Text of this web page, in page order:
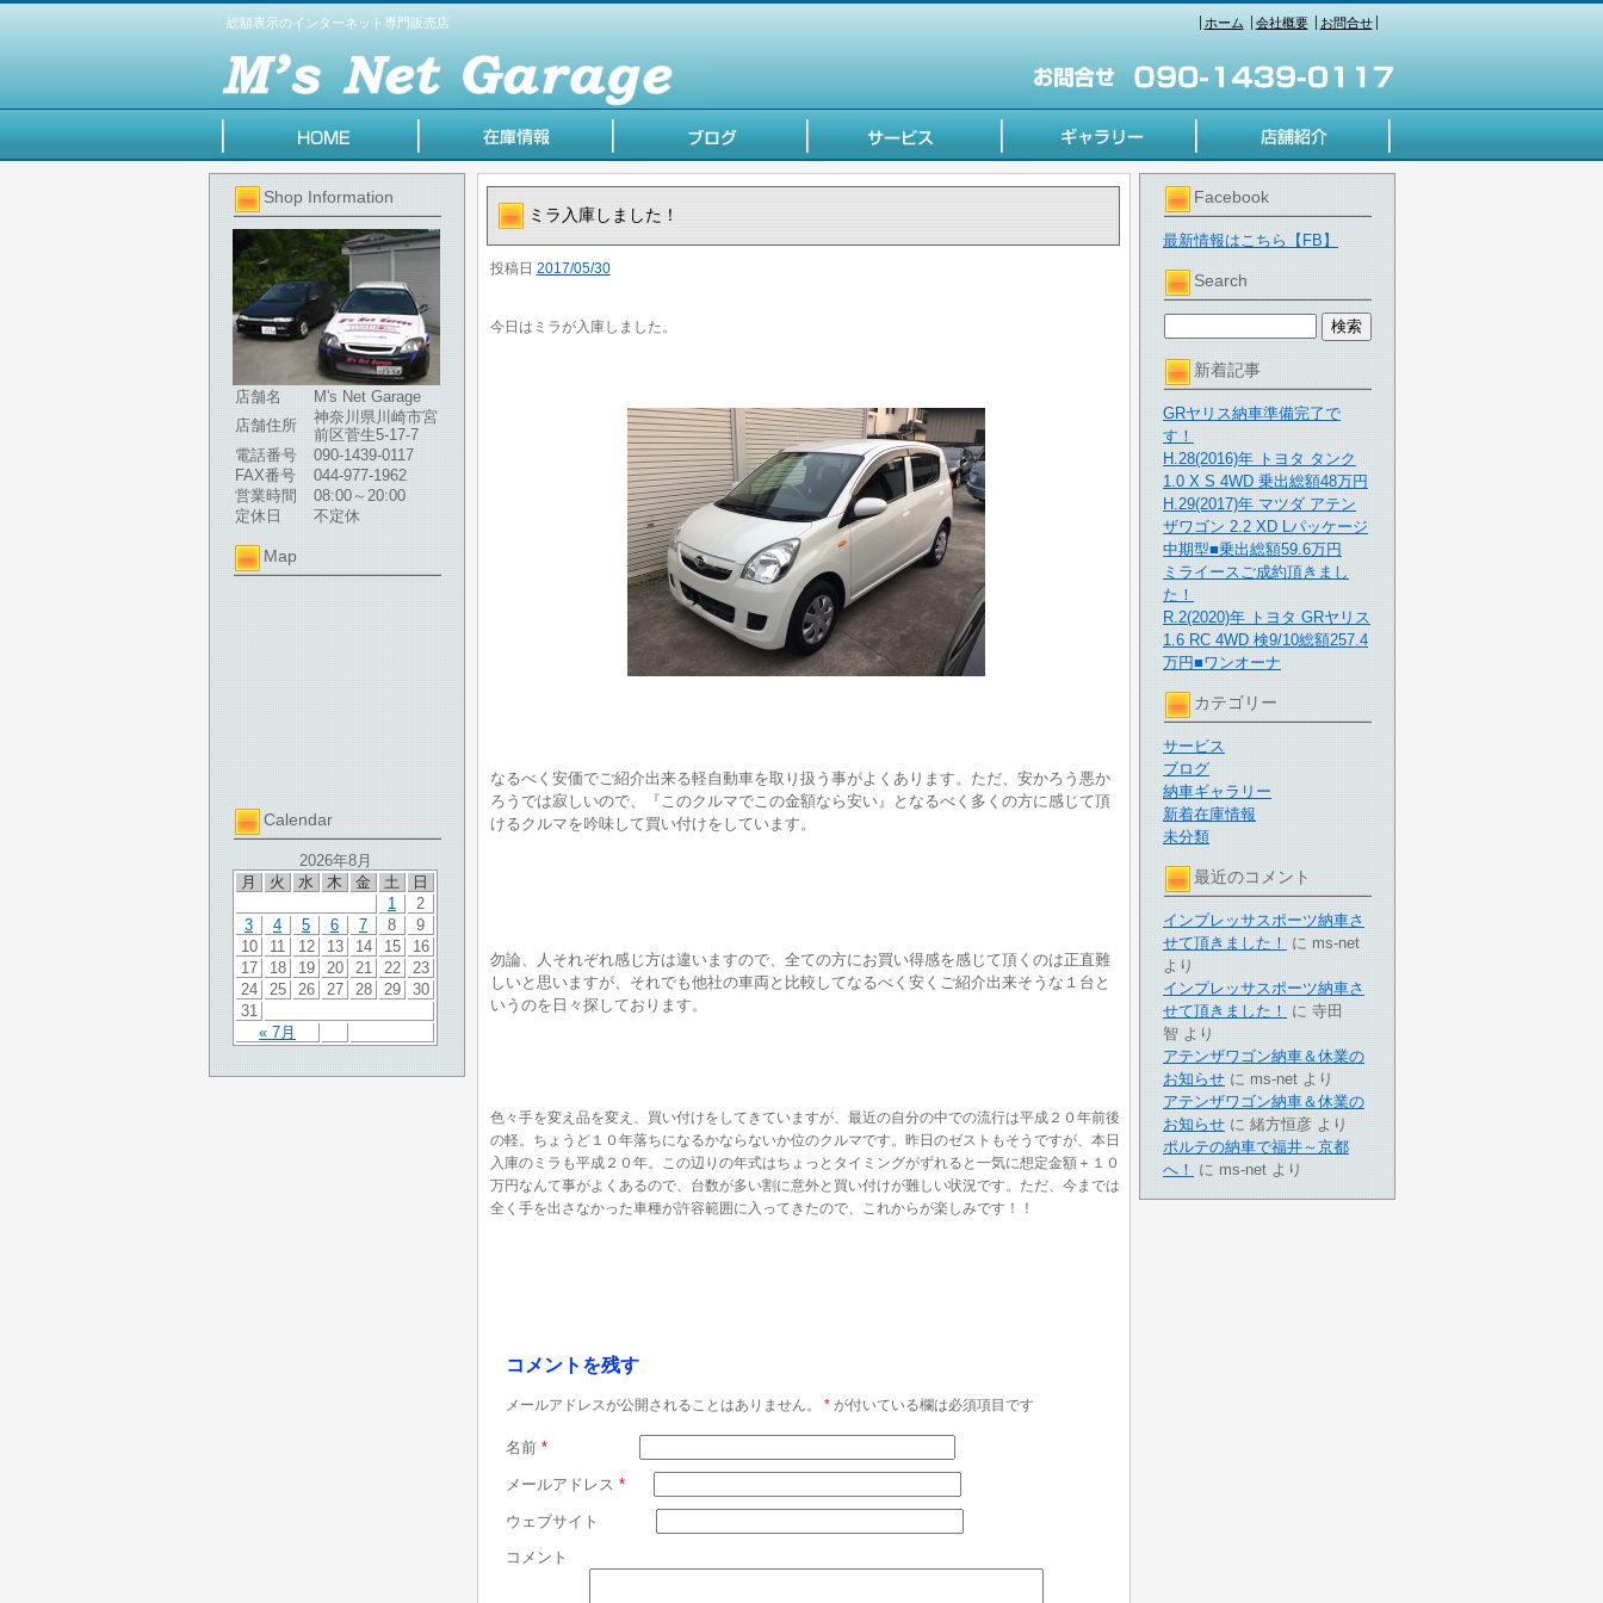
総額表示のインターネット専門販売店 ホーム 会社概要 お問合せ
Shop Information
店舗名
M's Net Garage
店舗住所
神奈川県川崎市宮
前区菅生5-17-7
電話番号
090-1439-0117
FAX番号
044-977-1962
営業時間
08:00～20:00
定休日
不定休
Map
Calendar
2026年8月
月
火 水 木 金 土 日
« 7月
1
2
3
4 5 6 7 8
9
10
11 12 13 14 15
16
17
18 19 20 21 22
23
24
25 26 27 28 29
30
31
Facebook
最新情報はこちら【FB】
Search
新着記事
GRヤリス納車準備完了で
す！
H.28(2016)年 トヨタ タンク
1.0 X S 4WD 乗出総額48万円
H.29(2017)年 マツダ アテン
ザワゴン 2.2 XD Lパッケージ
中期型■乗出総額59.6万円
ミライースご成約頂きまし
た！
R.2(2020)年 トヨタ GRヤリス
1.6 RC 4WD 検9/10総額257.4
万円■ワンオーナ
カテゴリー
サービス
ブログ
納車ギャラリー
新着在庫情報
未分類
最近のコメント
インプレッサスポーツ納車さ
せて頂きました！
に ms-net
より
インプレッサスポーツ納車さ
せて頂きました！
に 寺田
智 より
アテンザワゴン納車＆休業の
お知らせ に ms-net より
アテンザワゴン納車＆休業の
お知らせ に 緒方恒彦 より
ポルテの納車で福井～京都
へ！
に ms-net より
ミラ入庫しました！
投稿日 2017/05/30
今日はミラが入庫しました。
なるべく安価でご紹介出来る軽自動車を取り扱う事がよくあります。ただ、安かろう悪か
ろうでは寂しいので、『このクルマでこの金額なら安い』となるべく多くの方に感じて頂
けるクルマを吟味して買い付けをしています。
勿論、人それぞれ感じ方は違いますので、全ての方にお買い得感を感じて頂くのは正直難
しいと思いますが、それでも他社の車両と比較してなるべく安くご紹介出来そうな１台と
いうのを日々探しております。
色々手を変え品を変え、買い付けをしてきていますが、最近の自分の中での流行は平成２０年前後
の軽。ちょうど１０年落ちになるかならないか位のクルマです。昨日のゼストもそうですが、本日
入庫のミラも平成２０年。この辺りの年式はちょっとタイミングがずれると一気に想定金額＋１０
万円なんて事がよくあるので、台数が多い割に意外と買い付けが難しい状況です。ただ、今までは
全く手を出さなかった車種が許容範囲に入ってきたので、これからが楽しみです！！
コメントを残す
メールアドレスが公開されることはありません。 *が付いている欄は必須項目です
名前 *
メールアドレス *
ウェブサイト
コメント